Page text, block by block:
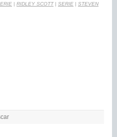
| RIDLEY SCOTT| SERIE | STEVEN